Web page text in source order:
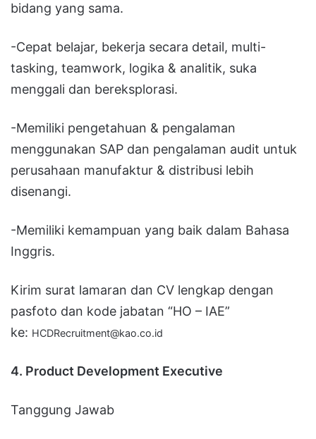
bidang yang sama.
-Cepat belajar, bekerja secara detail, multi-
tasking, teamwork, logika & analitik, suka
menggali dan bereksplorasi.
-Memiliki pengetahuan & pengalaman
menggunakan SAP dan pengalaman audit untuk
perusahaan manufaktur & distribusi lebih
disenangi.
-Memiliki kemampuan yang baik dalam Bahasa
Inggris.
Kirim surat lamaran dan CV lengkap dengan
pasfoto dan kode jabatan “HO – IAE”
ke: HCDRecruitment@kao.co.id
4. Product Development Executive
Tanggung Jawab